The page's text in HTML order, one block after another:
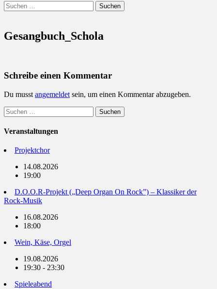
Suchen
Suchen
nach:
Gesangbuch_Schola
Schreibe einen Kommentar
Du musst angemeldet sein, um einen Kommentar abzugeben.
Suchen
nach:
Veranstaltungen
Projektchor
14.08.2026
19:00
D.O.O.R-Projekt („Deep Organ On Rock”) – Klassiker der
Rock-Musik
16.08.2026
18:00
Wein, Käse, Orgel
19.08.2026
19:30 - 23:30
Spieleabend